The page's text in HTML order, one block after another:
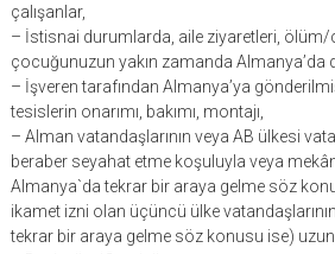
çalışanlar,
– İstisnai durumlarda, aile ziyaretleri, ölüm/
çocuğunuzun yakın zamanda Almanya’da
– İşveren tarafından Almanya’ya
tesislerin onarımı, bakımı, montajı,
– Alman vatandaşlarının veya AB ülkesi
beraber seyahat etme koşuluyla veya
Almanya`da tekrar bir araya gelme söz
ikamet izni olan üçüncü ülke
tekrar bir araya gelme söz konusu ise) uzun